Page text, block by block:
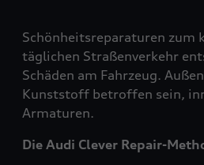
Schönheitsreparaturen zum
täglichen Straßenverkehr
Schäden am Fahrzeug.
Kunststoff betroffen sein,
Armaturen.
Die Audi Clever Repair-